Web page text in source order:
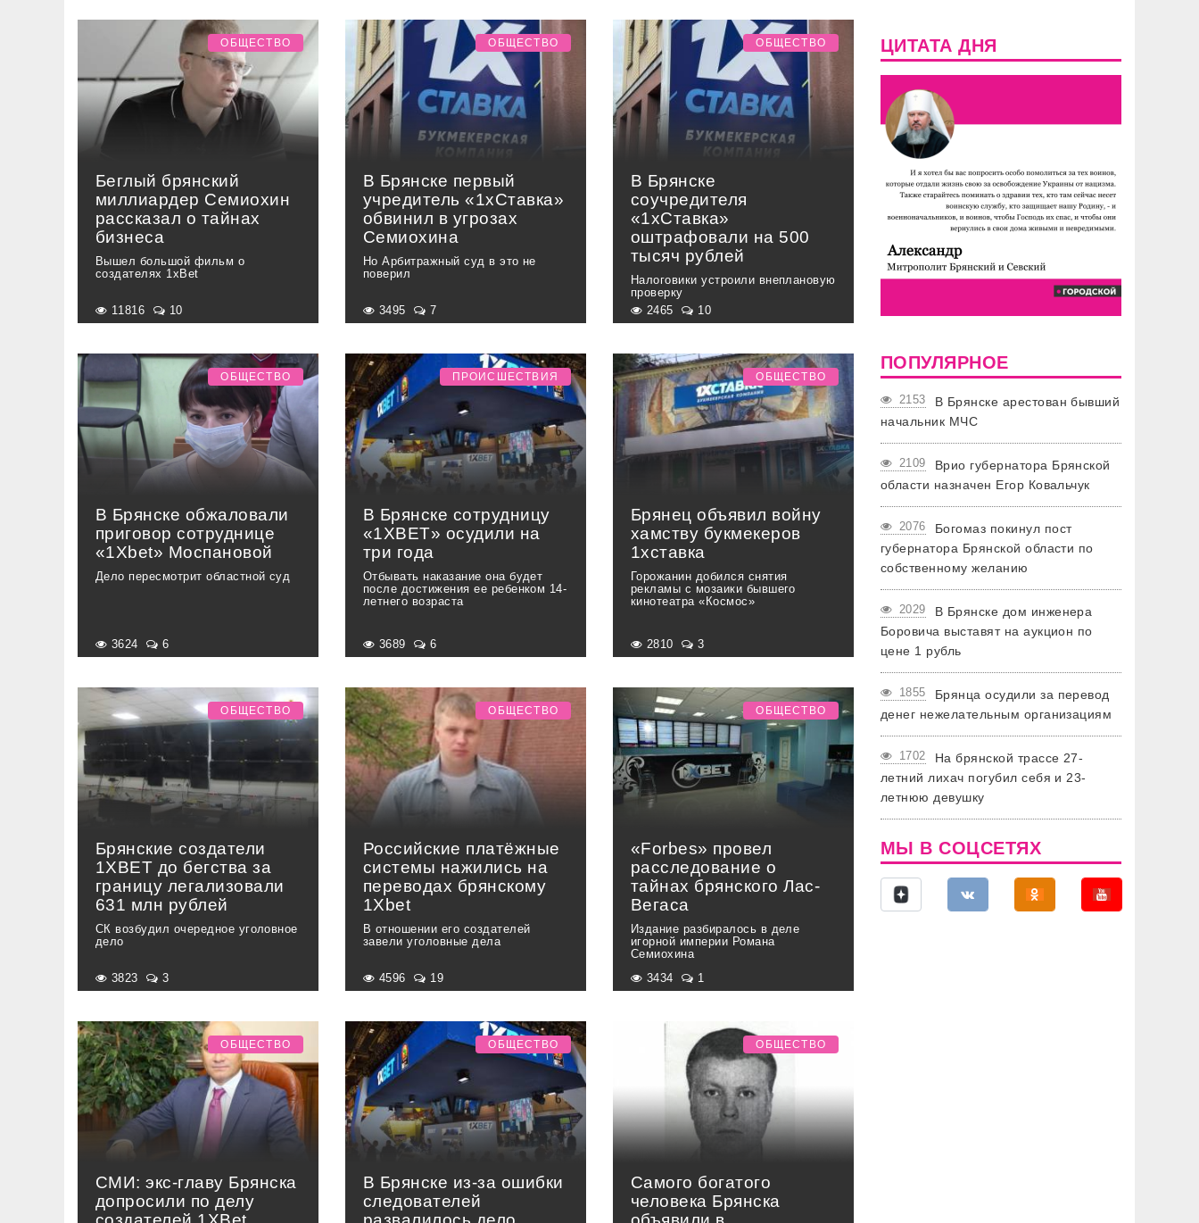
Беглый брянский
миллиардер Семиохин
рассказал о тайнах
бизнеса
Вышел большой фильм о
создателях 1xBet
ОБЩЕСТВО
11816 10
В Брянске первый
учредитель «1xСтавка»
обвинил в угрозах
Семиохина
Но Арбитражный суд в это не
поверил
ОБЩЕСТВО
3495 7
В Брянске
соучредителя
«1xСтавка»
оштрафовали на 500
тысяч рублей
Налоговики устроили внеплановую
проверку
ОБЩЕСТВО
2465 10
В Брянске обжаловали
приговор сотруднице
«1Xbet» Моспановой
Дело пересмотрит областной суд
ОБЩЕСТВО
3624 6
В Брянске сотрудницу
«1XBET» осудили на
три года
Отбывать наказание она будет
после достижения ее ребенком 14-
летнего возраста
ПРОИСШЕСТВИЯ
3689 6
Брянец объявил войну
хамству букмекеров
1xставка
Горожанин добился снятия
рекламы с мозаики бывшего
кинотеатра «Космос»
ОБЩЕСТВО
2810 3
Брянские создатели
1ХВЕТ до бегства за
границу легализовали
631 млн рублей
СК возбудил очередное уголовное
дело
ОБЩЕСТВО
3823 3
Российские платёжные
системы нажились на
переводах брянскому
1Xbet
В отношении его создателей
завели уголовные дела
ОБЩЕСТВО
4596 19
«Forbes» провел
расследование о
тайнах брянского Лас-
Вегаса
Издание разбиралось в деле
игорной империи Романа
Семиохина
ОБЩЕСТВО
3434 1
СМИ: экс-главу Брянска
допросили по делу
ОБЩЕСТВО
В Брянске из-за ошибки
следователей
ОБЩЕСТВО
Самого богатого
человека Брянска
ОБЩЕСТВО
ЦИТАТА ДНЯ
ПОПУЛЯРНОЕ
2153
В Брянске арестован бывший
начальник МЧС
2109
Врио губернатора Брянской
области назначен Егор Ковальчук
2076
Богомаз покинул пост
губернатора Брянской области по
собственному желанию
2029
В Брянске дом инженера
Боровича выставят на аукцион по
цене 1 рубль
1855
Брянца осудили за перевод
денег нежелательным организациям
1702
На брянской трассе 27-
летний лихач погубил себя и 23-
летнюю девушку
МЫ В СОЦСЕТЯХ